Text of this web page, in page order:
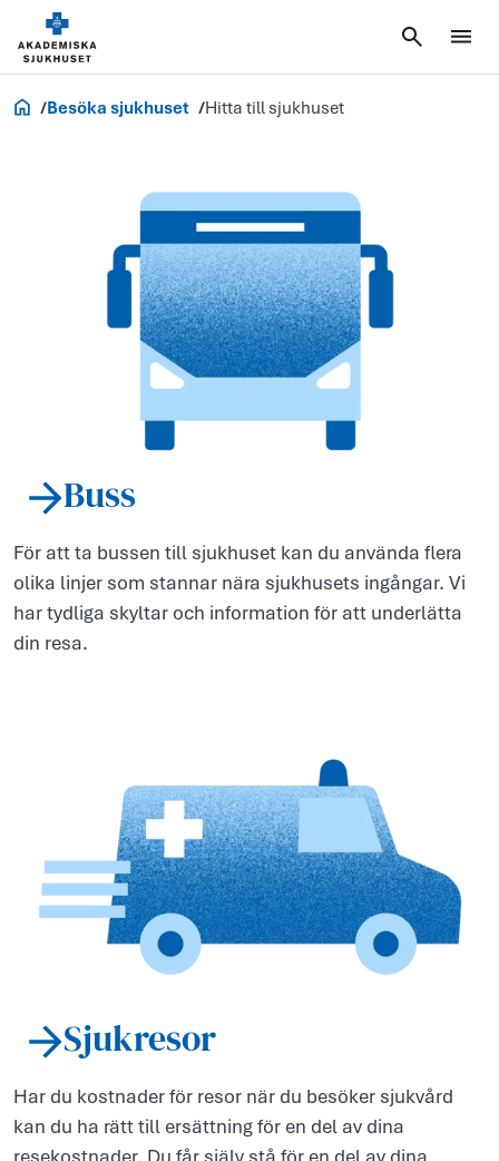
Akademiska.se
Besöka sjukhuset Hitta till sjukhuset
Buss
För att ta bussen till sjukhuset kan du använda flera
olika linjer som stannar nära sjukhusets ingångar. Vi
har tydliga skyltar och information för att underlätta
din resa.
Sjukresor
Har du kostnader för resor när du besöker sjukvård
kan du ha rätt till ersättning för en del av dina